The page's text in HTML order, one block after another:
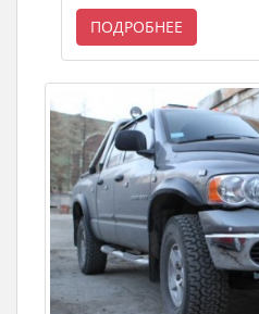
ПОДРОБНЕЕ